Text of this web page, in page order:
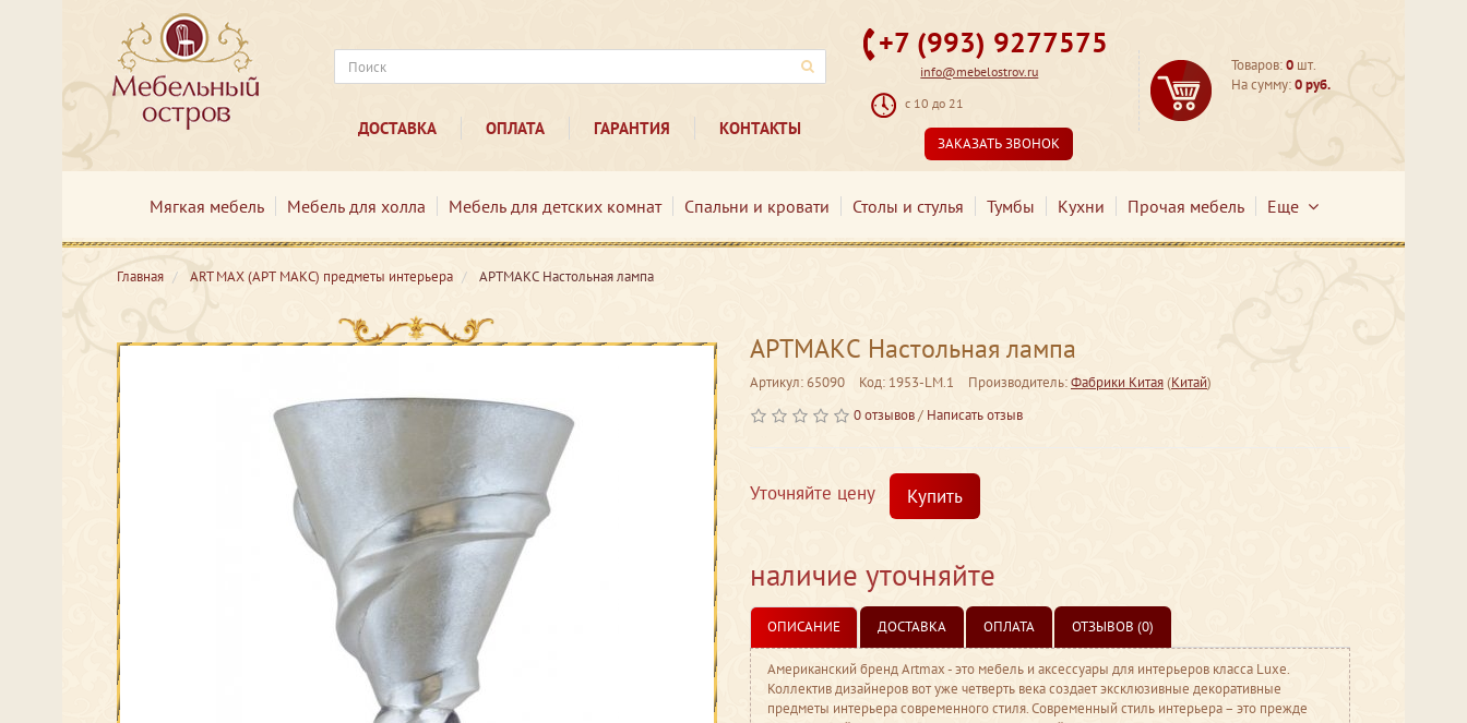
ДОСТАВКА ОПЛАТА ГАРАНТИЯ КОНТАКТЫ
+7 (993) 9277575
info@mebelostrov.ru
с 10 до 21
ЗАКАЗАТЬ ЗВОНОК
Товаров:0 шт.
На сумму:0 руб.
Мягкая мебель Мебель для холла Мебель для детских комнат Спальни и кровати Столы и стулья Тумбы Кухни Прочая мебель Еще
Главная ART MAX (АРТ МАКС) предметы интерьера АРТМАКС Настольная лампа
АРТМАКС Настольная лампа
Артикул: 65090 Код: 1953-LM.1 Производитель:Фабрики Китая(Китай)
0 отзывов/ Написать отзыв
Уточняйте цену Купить
наличие уточняйте
ОПИСАНИЕ ДОСТАВКА ОПЛАТА ОТЗЫВОВ (0)
Американский бренд Artmax - это мебель и аксессуары для интерьеров класса Luxe.
Коллектив дизайнеров вот уже четверть века создает эксклюзивные декоративные
предметы интерьера современного стиля. Современный стиль интерьера – это прежде